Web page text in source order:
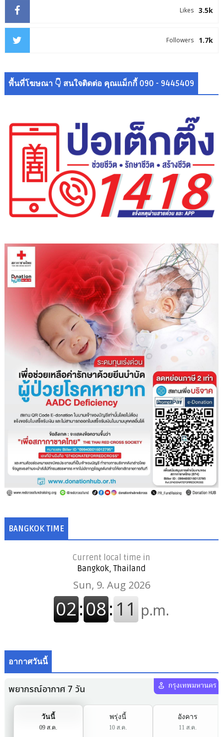
3.5k
Likes
1.7k
Followers
พื้นที่โฆษณา 👇 สนใจติดต่อ คุณแม็กกี้ 090 - 9445409
BANGKOK TIME
Current local time in
Bangkok, Thailand
อากาศวันนี้